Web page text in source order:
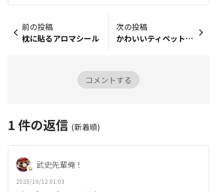
前の投稿
枕に貼るアロマシール
次の投稿
かわいいティペット、、、
コメントする
1 件の返信 (新着順)
武史先輩俺！
2025/10/12 01:03